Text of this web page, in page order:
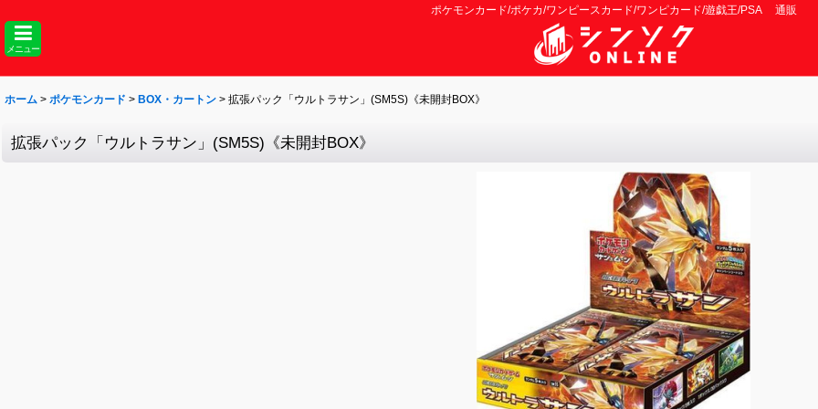
ポケモンカード/ポケカ/ワンピースカード/ワンピカード/遊戯王/PSA 通販
メニュー
ホーム > ポケモンカード > BOX・カートン > 拡張パック「ウルトラサン」(SM5S)《未開封BOX》
拡張パック「ウルトラサン」(SM5S)《未開封BOX》